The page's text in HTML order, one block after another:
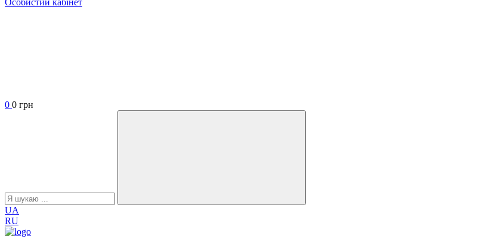
0 0 грн
UA
RU